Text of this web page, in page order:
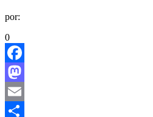
por:
0
Facebook
Mastodon
Email